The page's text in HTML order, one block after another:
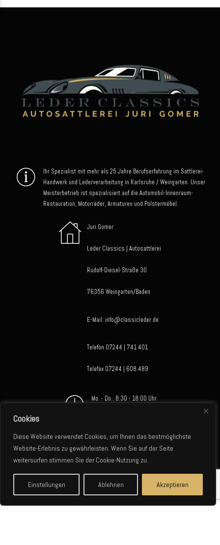
Cookies
Diese Website verwendet Cookies, um Ihnen das bestmöglichste
Website-Erlebnis zu gewährleisten. Wenn Sie auf der Seite
weitersurfen stimmen Sie der Cookie-Nutzung zu.
Einstellungen Ablehnen Akzeptieren
Ihr Spezialist mit mehr als 25 Jahre Berufserfahrung im Sattlerei-
Handwerk und Lederverarbeitung in Karlsruhe / Weingarten. Unser
Meisterbetrieb ist spezialisiert auf die Automobil-Innenraum-
Restauration, Motorräder, Armaturen und Polstermöbel.
Juri Gomer
Leder Classics | Autosattlerei
Rudolf-Diesel-Straße 30
76356 Weingarten/Baden
E-Mail: info@classicleder.de
Telefon 07244 | 741 401
Telefax 07244 | 608 489
Mo. - Do.: 8:30 - 18:00 Uhr
Sa + So.: Geschlossen